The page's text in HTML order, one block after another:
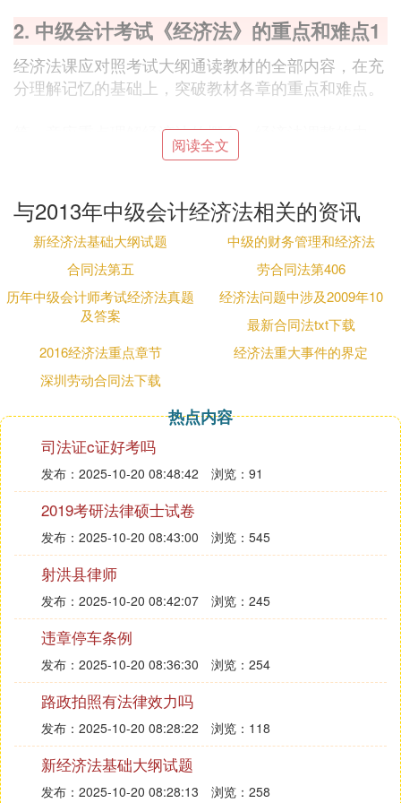
2. 中级会计考试《经济法》的重点和难点1
经济法课应对照考试大纲通读教材的全部内容，在充
分理解记忆的基础上，突破教材各章的重点和难点。
第一章应重点理解经济法的概念、经济法调整的内
容，知道经济法是个独立的法律部门，熟悉经济法律
主体资格的取证方式。主体具备的两大基本能力和经
济法主体的范围，以及经济权利、经济义务、经济法
律关系客体的内容，经济法律关系的发生、变更和消
火应具备的3个条件和法律事实的内容。了解我国的
一元二级多层次立法体制的特点及我国经济法规的主
要构成。体会违反经济法应承担的3类责任，以及经
济纠纷解决的3种途径，比较仲裁、诉讼和行政复议
的异同点。
意比较两类公司性质和特征上的异同，公司登记管理
程序的异同，两类公司在设立条件、设立程序、组织
机构和人员的产生方式、职责权限上的异同点；把握
我国股票发行的原则和一般规则。比较不同情况下，
股票发行的条件和扩股的条件，把握股份转让的特殊
规定，以及股票申请上市的条件，上市公司的披露。
比较公司债券与股票的区别，把握公司债券发行的主
体资格和条件。了解公司财务会计报告的内容、年报
的责任人员，公司利润分配的顺序和公积金、公益金
的提取及使用。掌握公司合并与分立的方式和条件，
理解公司设立登记以及公司财务会计方面违反公司法
规定应承担的法律责任。对公司注册资本、董事会人
员构成等数字化的内容应力求记准。
第三章应重点注意企业财产所有权与经营权的区别。
国有企业设立的条件，设立的程序，终止的原因，企
业享有的14项权利和应尽的义务；厂长的职权和职工
阅读全文
与2013年中级会计经济法相关的资讯
新经济法基础大纲试题
中级的财务管理和经济法
合同法第五
劳合同法第406
历年中级会计师考试经济法真题
及答案
经济法问题中涉及2009年10
最新合同法txt下载
2016经济法重点章节
经济法重大事件的界定
深圳劳动合同法下载
热点内容
司法证c证好考吗
发布：2025-10-20 08:48:42 浏览：91
2019考研法律硕士试卷
发布：2025-10-20 08:43:00 浏览：545
射洪县律师
发布：2025-10-20 08:42:07 浏览：245
违章停车条例
发布：2025-10-20 08:36:30 浏览：254
路政拍照有法律效力吗
发布：2025-10-20 08:28:22 浏览：118
新经济法基础大纲试题
发布：2025-10-20 08:28:13 浏览：258